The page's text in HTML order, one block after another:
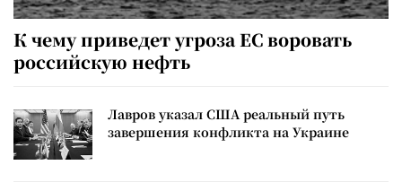
К чему приведет угроза ЕС воровать
российскую нефть
Лавров указал США реальный путь
завершения конфликта на Украине